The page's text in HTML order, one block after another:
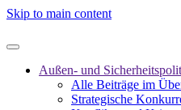
Skip to main content
Außen- und
Alle Beiträge im
Strategische